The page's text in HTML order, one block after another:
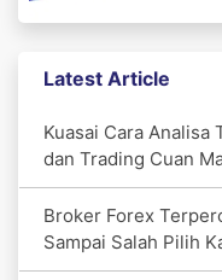
Latest Article
Kuasai Cara Analisa
dan Trading Cuan
Broker Forex
Sampai Salah Pilih